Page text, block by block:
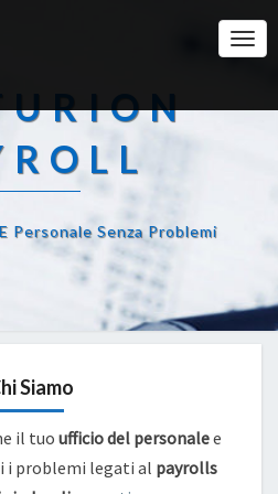
Personale Senza Problemi
Siamo
il tuo ufficio del personalee
i problemi legati al payrolls